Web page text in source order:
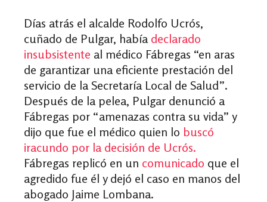
Días atrás el alcalde Rodolfo Ucrós,
cuñado de Pulgar, había declarado
insubsistente al médico Fábregas “en aras
de garantizar una eficiente prestación del
servicio de la Secretaría Local de Salud”.
Después de la pelea, Pulgar denunció a
Fábregas por “amenazas contra su vida” y
dijo que fue el médico quien lo buscó
iracundo por la decisión de Ucrós.
Fábregas replicó en un comunicado que el
agredido fue él y dejó el caso en manos del
abogado Jaime Lombana.